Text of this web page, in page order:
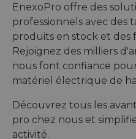
EnexoPro offre des
professionnels avec des
produits en stock et des
Rejoignez des milliers
nous font confiance
matériel électrique de
Découvrez tous les
pro chez nous et
activité.